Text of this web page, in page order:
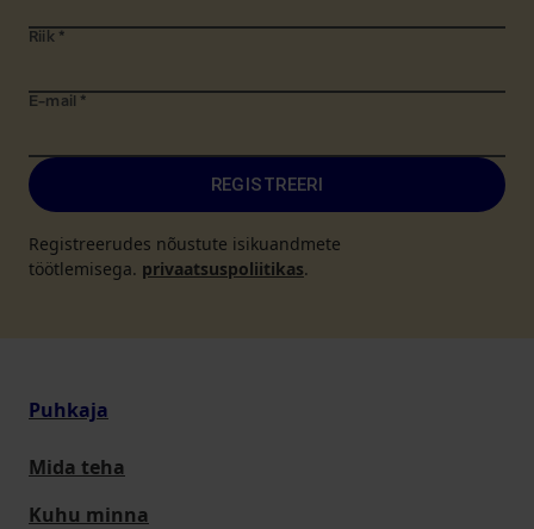
Riik *
E-mail *
REGISTREERI
Registreerudes nõustute isikuandmete
töötlemisega. privaatsuspoliitikas.
Puhkaja
Mida teha
Kuhu minna